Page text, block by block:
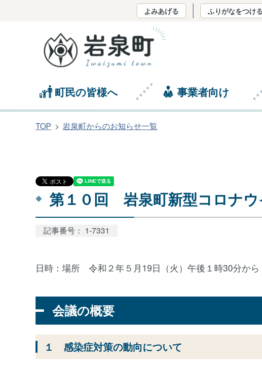
町民の皆様へ 事業者向け
よみあげる ふりがなをつける
TOP 岩泉町からのお知らせ一覧
第１０回 岩泉町新型コロナウ
記事番号： 1-7331
日時：場所 令和２年５月19日（火）午後１時30分か
会議の概要
１ 感染症対策の動向について